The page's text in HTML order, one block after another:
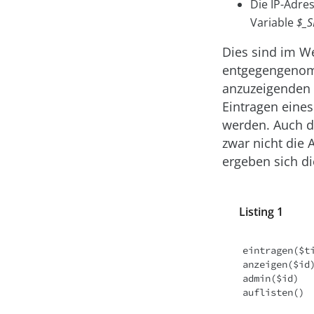
Die IP-
Variable
Dies sind im
Eintragen
werden. Auch
zwar nicht die
ergeben sich
Listing 1
admin($id)
auflisten()